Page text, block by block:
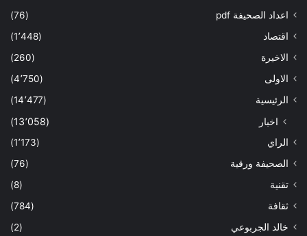
اعداد الصحيفة pdf
(76)
اقتصاد
(1٬448)
الاخيرة
(260)
الاولى
(4٬750)
الرئيسية
(14٬477)
اخبار (13٬058)
الراي
(1٬173)
الصحيفة ورقية
(76)
تقنية
(8)
ثقافة
(784)
خالد الجربوعي
(2)